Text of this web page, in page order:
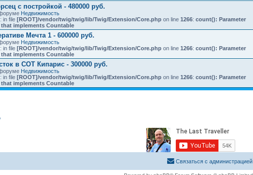
с постройкой - 480000 руб.
Недвижимость
: in file [ROOT]/vendor/twig/twig/lib/Twig/Extension/Core.php on line 1266: count(): Parameter
implements Countable
Мечта 1 - 600000 руб.
Недвижимость
: in file [ROOT]/vendor/twig/twig/lib/Twig/Extension/Core.php on line 1266: count(): Parameter
implements Countable
в СОТ Кипарис - 300000 руб.
Недвижимость
: in file [ROOT]/vendor/twig/twig/lib/Twig/Extension/Core.php on line 1266: count(): Parameter
implements Countable
Связаться с администрацией